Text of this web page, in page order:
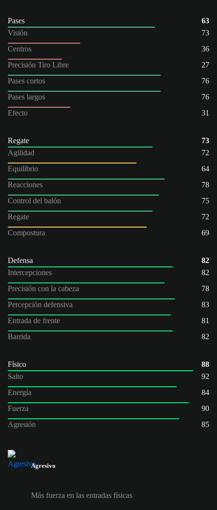
Pases
63
Visión
73
Centros
36
Precisión Tiro Libre
27
Pases cortos
76
Pases largos
76
Efecto
31
Regate
73
Agilidad
72
Equilibrio
64
Reacciones
78
Control del balón
75
Regate
72
Compostura
69
Defensa
82
Intercepciones
82
Precisión con la cabeza
78
Percepción defensiva
83
Entrada de frente
81
Barrida
82
Físico
88
Salto
92
Energía
84
Fuerza
90
Agresión
85
Agresivo
Más fuerza en las entradas físicas